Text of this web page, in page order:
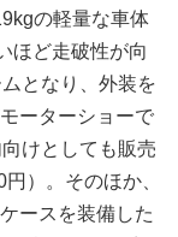
の軽量な車体
ほど走破性が向
となり、外装を
ーターショーで
けとしても販売
）。そのほか、
ースを装備した